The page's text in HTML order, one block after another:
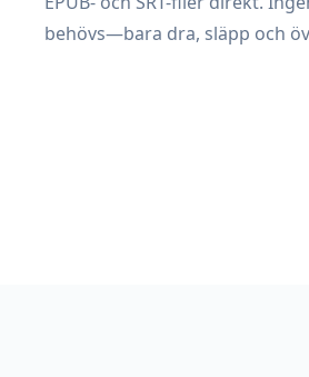
behövs—bara dra, släpp och